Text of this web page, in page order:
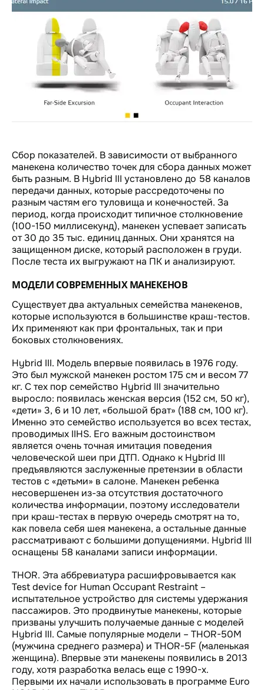
Сбор показателей. В зависимости от выбранного
манекена количество точек для сбора данных может
быть разным. В Hybrid III установлено до 58 каналов
передачи данных, которые рассредоточены по
разным частям его туловища и конечностей. За
период, когда происходит типичное столкновение
(100-150 миллисекунд), манекен успевает записать
от 30 до 35 тыс. единиц данных. Они хранятся на
защищенном диске, который расположен в груди.
После теста их выгружают на ПК и анализируют.
МОДЕЛИ СОВРЕМЕННЫХ МАНЕКЕНОВ
Существует два актуальных семейства манекенов,
которые используются в большинстве краш-тестов.
Их применяют как при фронтальных, так и при
боковых столкновениях.
Hybrid III. Модель впервые появилась в 1976 году.
Это был мужской манекен ростом 175 см и весом 77
кг. С тех пор семейство Hybrid III значительно
выросло: появилась женская версия (152 см, 50 кг),
«дети» 3, 6 и 10 лет, «большой брат» (188 см, 100 кг).
Именно это семейство используется во всех тестах,
проводимых IIHS. Его важным достоинством
является очень точная имитация поведения
человеческой шеи при ДТП. Однако к Hybrid III
предъявляются заслуженные претензии в области
тестов с «детьми» в салоне. Манекен ребенка
несовершенен из-за отсутствия достаточного
количества информации, поэтому исследователи
при краш-тестах в первую очередь смотрят на то,
как повела себя шея манекена, а остальные данные
рассматривают с большими допущениями. Hybrid III
оснащены 58 каналами записи информации.
THOR. Эта аббревиатура расшифровывается как
Test device for Human Occupant Restraint –
испытательное устройство для системы удержания
пассажиров. Это продвинутые манекены, которые
призваны улучшить получаемые данные с моделей
Hybrid III. Самые популярные модели – THOR-50M
(мужчина среднего размера) и THOR-5F (маленькая
женщина). Впервые эти манекены появились в 2013
году, хотя разработка велась еще с 1990-х.
Первыми их начали использовать в программе Euro